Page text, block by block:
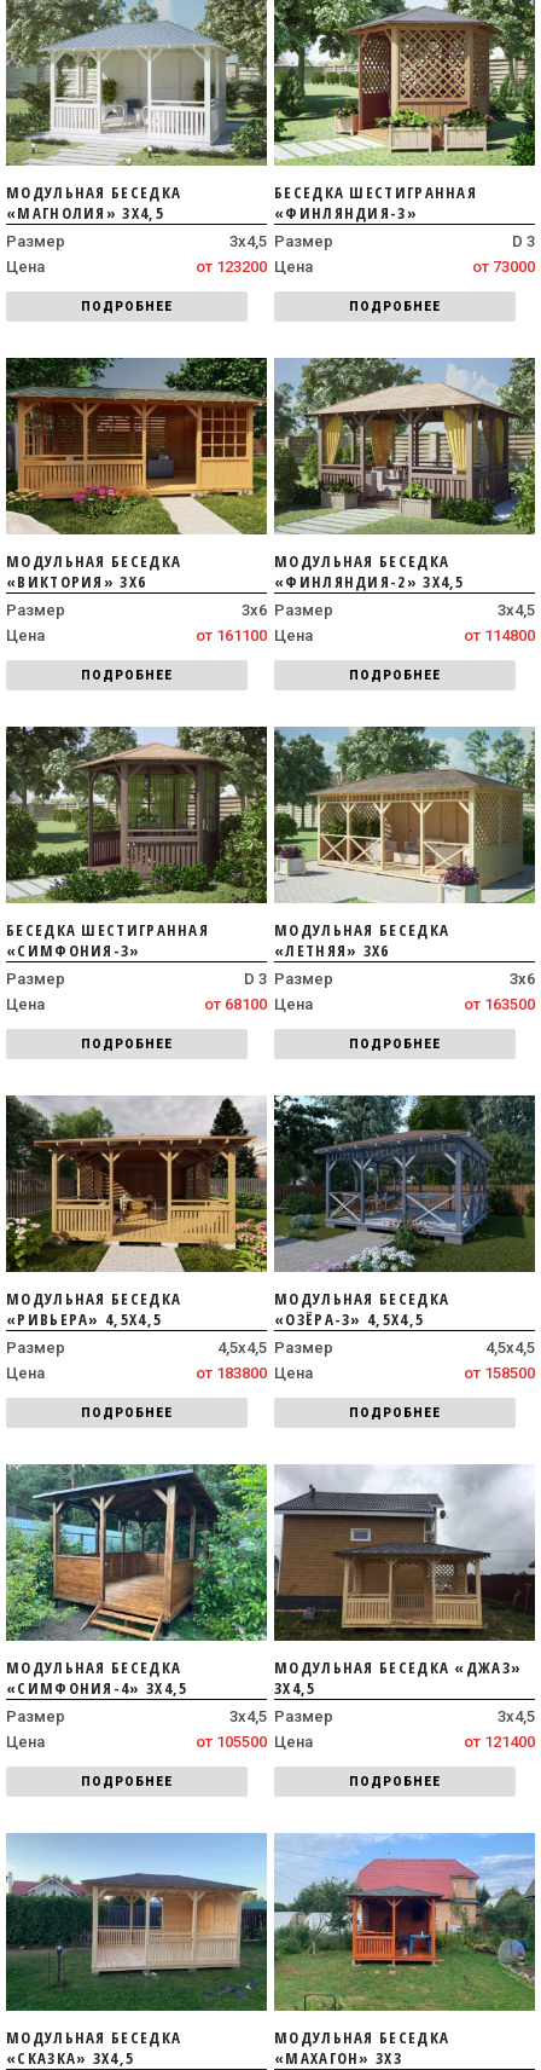
МОДУЛЬНАЯ БЕСЕДКА
«МАГНОЛИЯ» 3Х4,5
Размер
3х4,5
Цена
от 123200
ПОДРОБНЕЕ
БЕСЕДКА ШЕСТИГРАННАЯ
«ФИНЛЯНДИЯ-3»
Размер
D 3
Цена
от 73000
ПОДРОБНЕЕ
МОДУЛЬНАЯ БЕСЕДКА
«ВИКТОРИЯ» 3Х6
Размер
3х6
Цена
от 161100
ПОДРОБНЕЕ
МОДУЛЬНАЯ БЕСЕДКА
«ФИНЛЯНДИЯ-2» 3Х4,5
Размер
3х4,5
Цена
от 114800
ПОДРОБНЕЕ
БЕСЕДКА ШЕСТИГРАННАЯ
«СИМФОНИЯ-3»
Размер
D 3
Цена
от 68100
ПОДРОБНЕЕ
МОДУЛЬНАЯ БЕСЕДКА
«ЛЕТНЯЯ» 3Х6
Размер
3х6
Цена
от 163500
ПОДРОБНЕЕ
МОДУЛЬНАЯ БЕСЕДКА
«РИВЬЕРА» 4,5Х4,5
Размер
4,5х4,5
Цена
от 183800
ПОДРОБНЕЕ
МОДУЛЬНАЯ БЕСЕДКА
«ОЗЁРА-3» 4,5Х4,5
Размер
4,5х4,5
Цена
от 158500
ПОДРОБНЕЕ
МОДУЛЬНАЯ БЕСЕДКА
«СИМФОНИЯ-4» 3Х4,5
Размер
3х4,5
Цена
от 105500
ПОДРОБНЕЕ
МОДУЛЬНАЯ БЕСЕДКА «ДЖАЗ»
3Х4,5
Размер
3х4,5
Цена
от 121400
ПОДРОБНЕЕ
МОДУЛЬНАЯ БЕСЕДКА
«СКАЗКА» 3Х4,5
МОДУЛЬНАЯ БЕСЕДКА
«МАХАГОН» 3Х3